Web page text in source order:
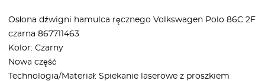
Osłona dźwigni hamulca ręcznego Volkswagen Polo 86C 2F
czarna 867711463
Kolor: Czarny
Nowa część
Technologia/Materiał: Spiekanie laserowe z proszkiem